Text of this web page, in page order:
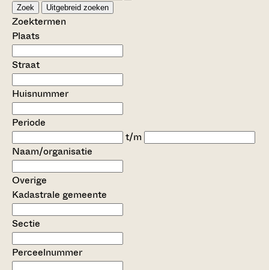
Zoek Uitgebreid zoeken
Zoektermen
Plaats
Straat
Huisnummer
Periode
t/m
Naam/organisatie
Overige
Kadastrale gemeente
Sectie
Perceelnummer